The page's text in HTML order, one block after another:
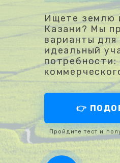
Ищете землю
Казани? Мы
варианты
идеальный
потребности:
👉
Пройдите тест и